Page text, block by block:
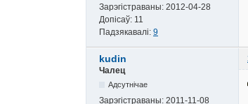
Зарэгістраваны: 2012-04-28
Допісаў: 11
Падзякавалі: 9
kudin
Чалец
Адсутнічае
Зарэгістраваны: 2011-11-08